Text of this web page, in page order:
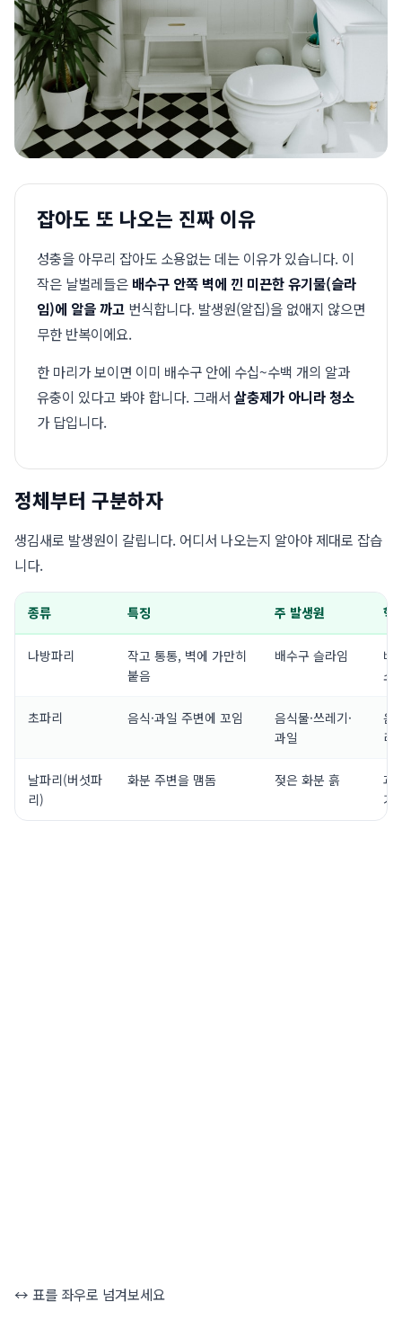
잡아도 또 나오는 진짜 이유
성충을 아무리 잡아도 소용없는 데는 이유가 있습니다. 이
작은 날벌레들은 배수구 안쪽 벽에 낀 미끈한 유기물(슬라
임)에 알을 까고 번식합니다. 발생원(알집)을 없애지 않으면
무한 반복이에요.
한 마리가 보이면 이미 배수구 안에 수십~수백 개의 알과
유충이 있다고 봐야 합니다. 그래서 살충제가 아니라 청소
가 답입니다.
정체부터 구분하자
생김새로 발생원이 갈립니다. 어디서 나오는지 알아야 제대로 잡습
니다.
종류 특징 주 발생원 핵
나방파리
작고 통통, 벽에 가만히
붙음
배수구 슬라임
배
소
초파리 음식·과일 주변에 꼬임
음식물·쓰레기·
과일
음
리
날파리(버섯파
리)
화분 주변을 맴돔 젖은 화분 흙
과
기
↔ 표를 좌우로 넘겨보세요